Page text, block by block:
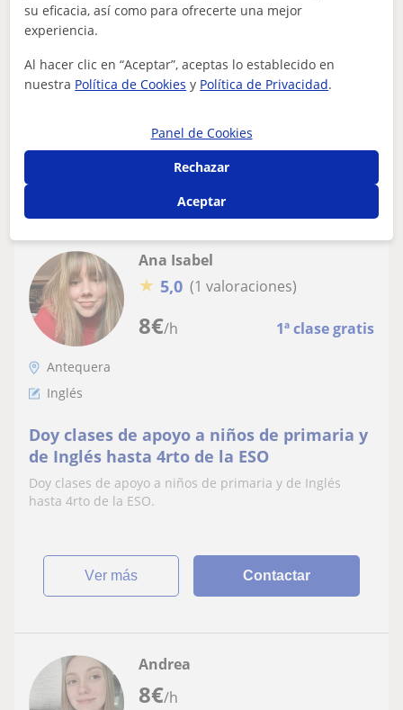
Graduada en Bioquímica da Clases de
Apoyo para todas las edades y materias,
inclusive Bachillerato
Graduada en Bioquímica y con nivel alto de inglés.
Actualmente estoy preparándome unas oposiciones.
¿Necesitas ayuda adicional o quieres ref...
8€/h 1ª clase gratis
Ana Isabel
★ 5,0 (1 valoraciones)
Antequera
Inglés
Doy clases de apoyo a niños de primaria y
de Inglés hasta 4rto de la ESO
Doy clases de apoyo a niños de primaria y de Inglés
hasta 4rto de la ESO.
ver más Contactar
8€/h
Andrea
su eficacia, así como para ofrecerte una mejor
experiencia.
Al hacer clic en “Aceptar”, aceptas lo establecido en
nuestra Política de Cookies y Política de Privacidad.
Panel de Cookies
Rechazar
Aceptar